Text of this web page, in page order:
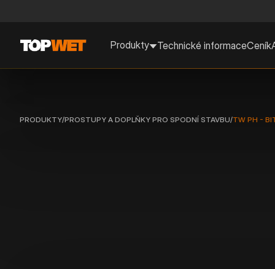
Produkty Technické informaceCeník
PRODUKTY/PROSTUPY A DOPLŇKY PRO SPODNÍ STAVBU/TW PH -